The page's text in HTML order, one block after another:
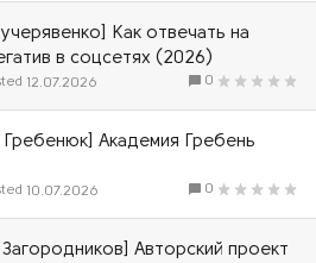
Как отвечать на
в соцсетях (2026)
0
12.07.2026
Гребенюк] Академия Гребень
0
10.07.2026
Авторский проект